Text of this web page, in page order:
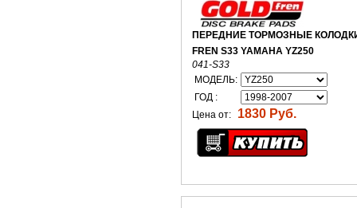
ПЕРЕДНИЕ ТОРМОЗНЫЕ КОЛОДКИ
FREN S33 YAMAHA YZ250
041-S33
МОДЕЛЬ:
ГОД :
Цена от:
1830 Руб.